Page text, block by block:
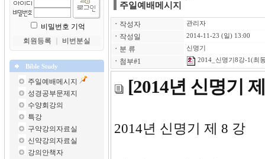
비밀번호 기억
회원등록
비번분실
Bible Study
주일예배메시지
성경공부문제지
수양회강의
특강
구약강의자료실
신약강의자료실
강의안책자
주일예배메시지
ㆍ 작성자 관리자
ㆍ 작성일 2014-11-23 (일) 13:00
ㆍ 분 류 신명기
ㆍ 첨부#1 2014_신명기8강-1(최
[2014년 신명기
2014년 신